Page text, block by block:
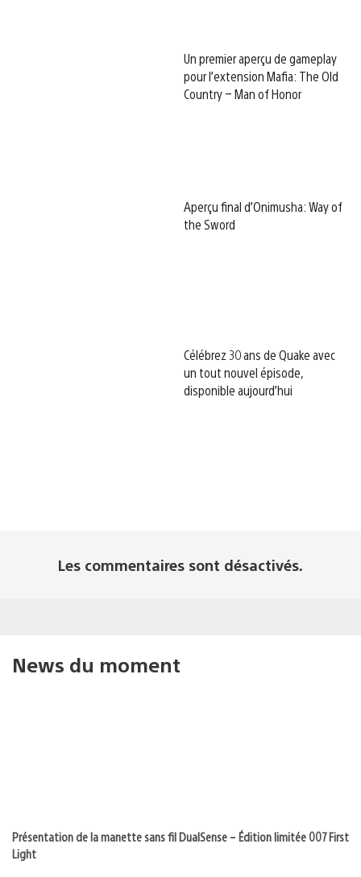
Un premier aperçu de gameplay
pour l’extension Mafia: The Old
Country – Man of Honor
Aperçu final d’Onimusha: Way of
the Sword
Célébrez 30 ans de Quake avec
un tout nouvel épisode,
disponible aujourd’hui
Les commentaires sont désactivés.
News du moment
Présentation de la manette sans fil DualSense – Édition limitée 007 First
Light